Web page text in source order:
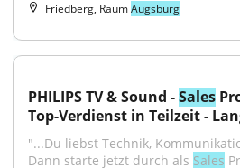
Friedberg, RaumAugsburg
PHILIPS TV & Sound - Sales
Top-Verdienst in Teilzeit -
"...Du liebst Technik,
Dann starte jetzt durch als Sales